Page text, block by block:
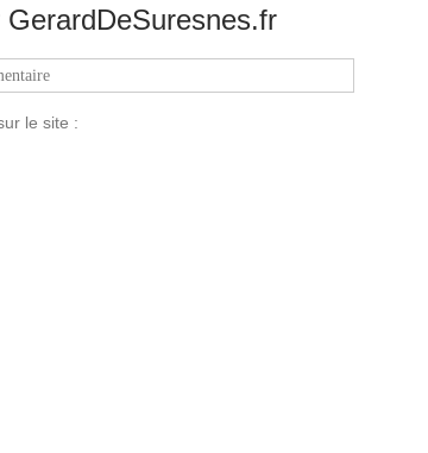
le site :